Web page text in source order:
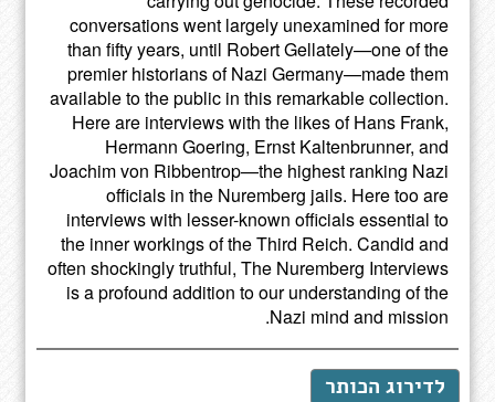
conversations went largely unexamined for more
than fifty years, until Robert Gellately—one of the
premier historians of Nazi Germany—made them
available to the public in this remarkable collection.
Here are interviews with the likes of Hans Frank,
Hermann Goering, Ernst Kaltenbrunner, and
Joachim von Ribbentrop—the highest ranking Nazi
officials in the Nuremberg jails. Here too are
interviews with lesser-known officials essential to
the inner workings of the Third Reich. Candid and
often shockingly truthful, The Nuremberg Interviews
is a profound addition to our understanding of the
Nazi mind and mission.
לדירוג הכותר